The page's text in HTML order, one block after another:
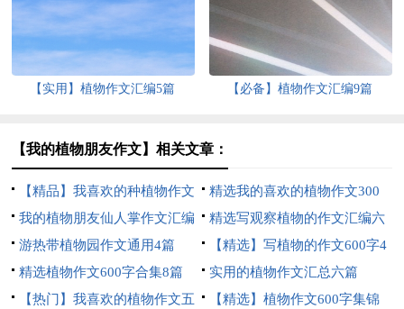
【实用】植物作文汇编5篇 【必备】植物作文汇编9篇
【我的植物朋友作文】相关文章：
【精品】我喜欢的种植物作文
300字4篇
精选我的喜欢的植物作文300
字合集6篇
我的植物朋友仙人掌作文汇编
15篇
精选写观察植物的作文汇编六
篇
游热带植物园作文通用4篇
【精选】写植物的作文600字4
篇
精选植物作文600字合集8篇
实用的植物作文汇总六篇
【热门】我喜欢的植物作文五
【精选】植物作文600字集锦